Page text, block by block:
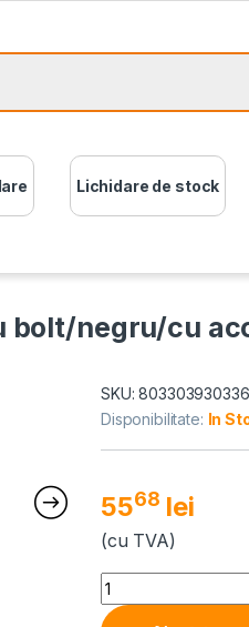
Lichidare de stock
bolt/negru/cu
SKU:
Disponibilitate: In
5568 lei
(cu TVA)
Quantity